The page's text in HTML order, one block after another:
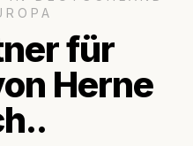
für
Herne